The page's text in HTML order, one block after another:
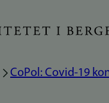
CoPol: Covid-19